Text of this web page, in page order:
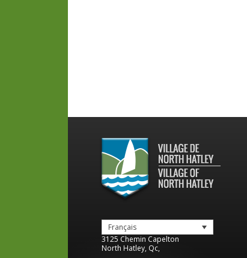
Français
3125 Chemin Capelton
North Hatley, Qc,